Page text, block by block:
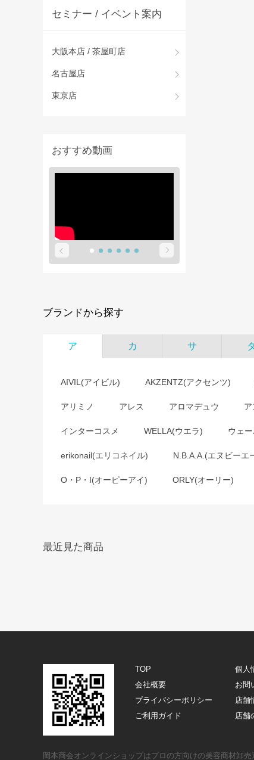
セミナー / イベント案内
大阪本店 / 茶屋町店
名古屋店
東京店
おすすめ動画
ブランドから探す
ア カ サ
AIVIL(アイビル) AKZENTZ(アクセンツ)
アリミノ アレス アロマデュウ ア
インターコスメ WELLA(ウエラ) ウェ
erikonail(エリコネイル) N.B.A.A.(エヌビーエ
O・P・I(オーピーアイ) ORLY(オーリー)
最近見た商品
TOP
個人
会社概要
お問
プライバシーポリシー
店舗
ご利用ガイド
店舗
岡本商会オンラインショップはプロの方向けの美容商材卸売